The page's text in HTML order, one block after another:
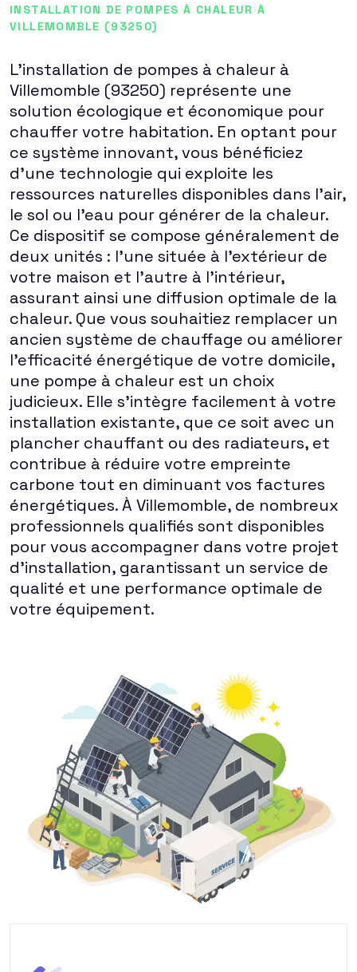
INSTALLATION DE POMPES À CHALEUR À
VILLEMOMBLE (93250)
L'installation de pompes à chaleur à
Villemomble (93250) représente une
solution écologique et économique pour
chauffer votre habitation. En optant pour
ce système innovant, vous bénéficiez
d'une technologie qui exploite les
ressources naturelles disponibles dans l'air,
le sol ou l'eau pour générer de la chaleur.
Ce dispositif se compose généralement de
deux unités : l'une située à l'extérieur de
votre maison et l'autre à l'intérieur,
assurant ainsi une diffusion optimale de la
chaleur. Que vous souhaitiez remplacer un
ancien système de chauffage ou améliorer
l'efficacité énergétique de votre domicile,
une pompe à chaleur est un choix
judicieux. Elle s'intègre facilement à votre
installation existante, que ce soit avec un
plancher chauffant ou des radiateurs, et
contribue à réduire votre empreinte
carbone tout en diminuant vos factures
énergétiques. À Villemomble, de nombreux
professionnels qualifiés sont disponibles
pour vous accompagner dans votre projet
d'installation, garantissant un service de
qualité et une performance optimale de
votre équipement.